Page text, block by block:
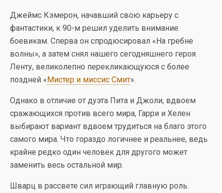
Джеймс Кэмерон, начавший свою карьеру с
фантастики, к 90-м решил уделить внимание
боевикам. Сперва он спродюсировал «На гребне
волны», а затем снял нашего сегодняшнего героя.
Ленту, великолепно перекликающуюся с более
поздней «Мистер и миссис Смит».
Однако в отличие от дуэта Пита и Джоли, вдвоем
сражающихся против всего мира, Гарри и Хелен
выбирают вариант вдвоем трудиться на благо этого
самого мира. Что гораздо логичнее и реальнее, ведь
крайне редко один человек для другого может
заменить весь остальной мир.
Шварц в рассвете сил играющий главную роль.